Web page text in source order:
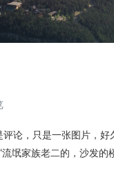
论，只是一张图片，
氓家族老二的，沙发的